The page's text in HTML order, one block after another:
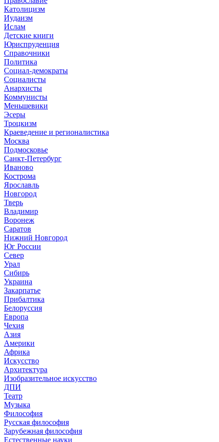
Католицизм
Иудаизм
Ислам
Детские книги
Юриспруденция
Справочники
Политика
Социал-демократы
Социалисты
Анархисты
Коммунисты
Меньшевики
Эсеры
Троцкизм
Краеведение и регионалистика
Москва
Подмосковье
Санкт-Петербург
Иваново
Кострома
Ярославль
Новгород
Тверь
Владимир
Воронеж
Саратов
Нижний Новгород
Юг России
Север
Урал
Сибирь
Украина
Закарпатье
Прибалтика
Белоруссия
Европа
Чехия
Азия
Америки
Африка
Искусство
Архитектура
Изобразительное искусство
ДПИ
Театр
Музыка
Философия
Русская философия
Зарубежная философия
Естественные науки